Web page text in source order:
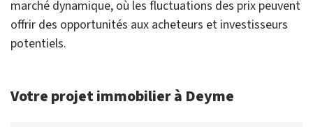
marché dynamique, où les fluctuations des prix peuvent
offrir des opportunités aux acheteurs et investisseurs
potentiels.
Votre projet immobilier à Deyme